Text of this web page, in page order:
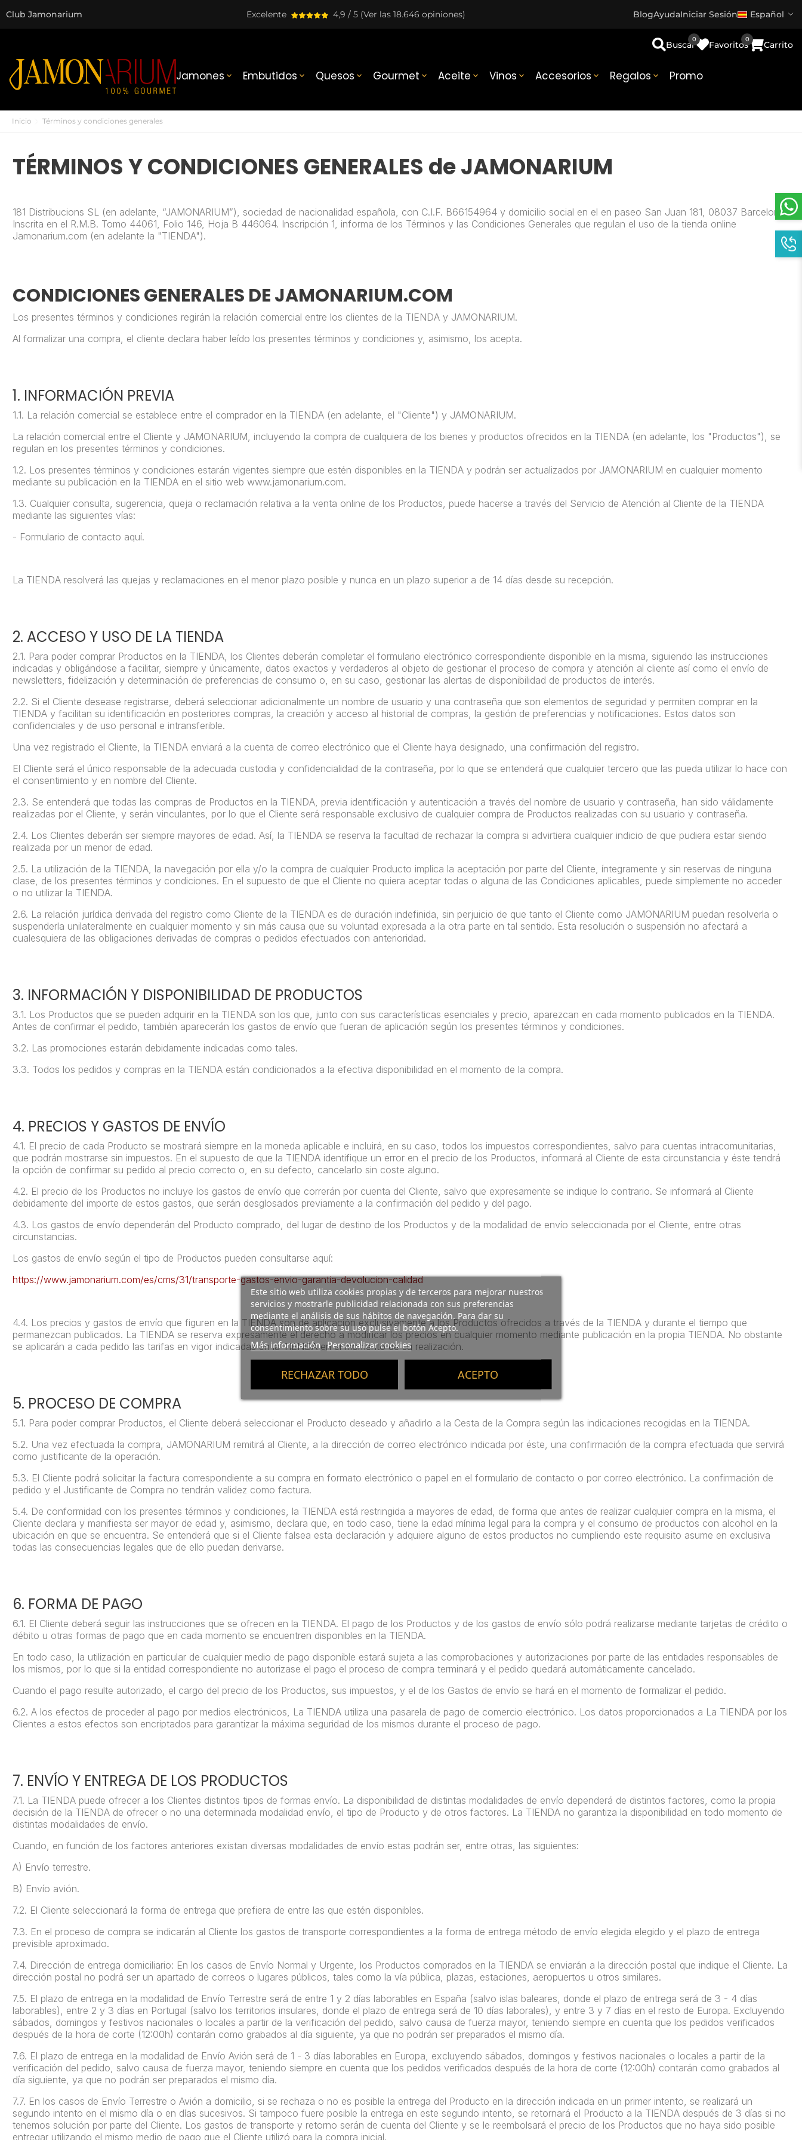
Este sitio web utiliza cookies propias y de terceros para mejorar nuestros
servicios y mostrarle publicidad relacionada con sus preferencias
mediante el análisis de sus hábitos de navegación. Para dar su
consentimiento sobre su uso pulse el botón Acepto.
Más información Personalizar cookies
RECHAZAR TODO ACEPTO
Club Jamonarium Excelente 4,9 / 5 (Ver las 18.646 opiniones) BlogAyudaIniciar Sesión Español
Jamones  Embutidos  Quesos  Gourmet  Aceite  Vinos  Accesorios  Regalos  Promo
Buscar Favoritos
0
Carrito
0
Inicio Términos y condiciones generales
TÉRMINOS Y CONDICIONES GENERALES de JAMONARIUM
181 Distribucions SL (en adelante, “JAMONARIUM”), sociedad de nacionalidad española, con C.I.F. B66154964 y domicilio social en el en paseo San Juan 181, 08037 Barcelona,
Inscrita en el R.M.B. Tomo 44061, Folio 146, Hoja B 446064. Inscripción 1 , informa de los Términos y las Condiciones Generales que regulan el uso de la tienda online
Jamonarium.com (en adelante la "TIENDA").
CONDICIONES GENERALES DE JAMONARIUM.COM
Los presentes términos y condiciones regirán la relación comercial entre los clientes de la TIENDA y JAMONARIUM.
Al formalizar una compra, el cliente declara haber leído los presentes términos y condiciones y, asimismo, los acepta.
1. INFORMACIÓN PREVIA
1.1. La relación comercial se establece entre el comprador en la TIENDA (en adelante, el "Cliente") y JAMONARIUM.
La relación comercial entre el Cliente y JAMONARIUM, incluyendo la compra de cualquiera de los bienes y productos ofrecidos en la TIENDA (en adelante, los "Productos"), se
regulan en los presentes términos y condiciones.
1.2. Los presentes términos y condiciones estarán vigentes siempre que estén disponibles en la TIENDA y podrán ser actualizados por JAMONARIUM en cualquier momento
mediante su publicación en la TIENDA en el sitio web www.jamonarium.com.
1.3. Cualquier consulta, sugerencia, queja o reclamación relativa a la venta online de los Productos, puede hacerse a través del Servicio de Atención al Cliente de la TIENDA
mediante las siguientes vías:
- Formulario de contacto aquí.
La TIENDA resolverá las quejas y reclamaciones en el menor plazo posible y nunca en un plazo superior a de 14 días desde su recepción.
2. ACCESO Y USO DE LA TIENDA
2.1. Para poder comprar Productos en la TIENDA, los Clientes deberán completar el formulario electrónico correspondiente disponible en la misma, siguiendo las instrucciones
indicadas y obligándose a facilitar, siempre y únicamente, datos exactos y verdaderos al objeto de gestionar el proceso de compra y atención al cliente así como el envío de
newsletters, fidelización y determinación de preferencias de consumo o, en su caso, gestionar las alertas de disponibilidad de productos de interés.
2.2. Si el Cliente desease registrarse, deberá seleccionar adicionalmente un nombre de usuario y una contraseña que son elementos de seguridad y permiten comprar en la
TIENDA y facilitan su identificación en posteriores compras, la creación y acceso al historial de compras, la gestión de preferencias y notificaciones. Estos datos son
confidenciales y de uso personal e intransferible.
Una vez registrado el Cliente, la TIENDA enviará a la cuenta de correo electrónico que el Cliente haya designado, una confirmación del registro.
El Cliente será el único responsable de la adecuada custodia y confidencialidad de la contraseña, por lo que se entenderá que cualquier tercero que las pueda utilizar lo hace con
el consentimiento y en nombre del Cliente.
2.3. Se entenderá que todas las compras de Productos en la TIENDA, previa identificación y autenticación a través del nombre de usuario y contraseña, han sido válidamente
realizadas por el Cliente, y serán vinculantes, por lo que el Cliente será responsable exclusivo de cualquier compra de Productos realizadas con su usuario y contraseña.
2.4. Los Clientes deberán ser siempre mayores de edad. Así, la TIENDA se reserva la facultad de rechazar la compra si advirtiera cualquier indicio de que pudiera estar siendo
realizada por un menor de edad.
2.5. La utilización de la TIENDA, la navegación por ella y/o la compra de cualquier Producto implica la aceptación por parte del Cliente, íntegramente y sin reservas de ninguna
clase, de los presentes términos y condiciones. En el supuesto de que el Cliente no quiera aceptar todas o alguna de las Condiciones aplicables, puede simplemente no acceder
o no utilizar la TIENDA.
2.6. La relación jurídica derivada del registro como Cliente de la TIENDA es de duración indefinida, sin perjuicio de que tanto el Cliente como JAMONARIUM puedan resolverla o
suspenderla unilateralmente en cualquier momento y sin más causa que su voluntad expresada a la otra parte en tal sentido. Esta resolución o suspensión no afectará a
cualesquiera de las obligaciones derivadas de compras o pedidos efectuados con anterioridad.
3. INFORMACIÓN Y DISPONIBILIDAD DE PRODUCTOS
3.1. Los Productos que se pueden adquirir en la TIENDA son los que, junto con sus características esenciales y precio, aparezcan en cada momento publicados en la TIENDA.
Antes de confirmar el pedido, también aparecerán los gastos de envío que fueran de aplicación según los presentes términos y condiciones.
3.2. Las promociones estarán debidamente indicadas como tales.
3.3. Todos los pedidos y compras en la TIENDA están condicionados a la efectiva disponibilidad en el momento de la compra.
4. PRECIOS Y GASTOS DE ENVÍO
4.1. El precio de cada Producto se mostrará siempre en la moneda aplicable e incluirá, en su caso, todos los impuestos correspondientes, salvo para cuentas intracomunitarias,
que podrán mostrarse sin impuestos. En el supuesto de que la TIENDA identifique un error en el precio de los Productos, informará al Cliente de esta circunstancia y éste tendrá
la opción de confirmar su pedido al precio correcto o, en su defecto, cancelarlo sin coste alguno.
4.2. El precio de los Productos no incluye los gastos de envío que correrán por cuenta del Cliente, salvo que expresamente se indique lo contrario. Se informará al Cliente
debidamente del importe de estos gastos, que serán desglosados previamente a la confirmación del pedido y del pago.
4.3. Los gastos de envío dependerán del Producto comprado, del lugar de destino de los Productos y de la modalidad de envío seleccionada por el Cliente, entre otras
circunstancias.
Los gastos de envío según el tipo de Productos pueden consultarse aquí:
https://www.jamonarium.com/es/cms/31/transporte-gastos-envio-garantia-devolucion-calidad
4.4. Los precios y gastos de envío que figuren en la TIENDA son de aplicación exclusivamente a los Productos ofrecidos a través de la TIENDA y durante el tiempo que
permanezcan publicados. La TIENDA se reserva expresamente el derecho a modificar los precios en cualquier momento mediante publicación en la propia TIENDA. No obstante
se aplicarán a cada pedido las tarifas en vigor indicadas en la TIENDA en el momento de su realización.
5. PROCESO DE COMPRA
5.1. Para poder comprar Productos, el Cliente deberá seleccionar el Producto deseado y añadirlo a la Cesta de la Compra según las indicaciones recogidas en la TIENDA.
5.2. Una vez efectuada la compra, JAMONARIUM remitirá al Cliente, a la dirección de correo electrónico indicada por éste, una confirmación de la compra efectuada que servirá
como justificante de la operación.
5.3. El Cliente podrá solicitar la factura correspondiente a su compra en formato electrónico o papel en el formulario de contacto o por correo electrónico. La confirmación de
pedido y el Justificante de Compra no tendrán validez como factura.
5.4. De conformidad con los presentes términos y condiciones, la TIENDA está restringida a mayores de edad, de forma que antes de realizar cualquier compra en la misma, el
Cliente declara y manifiesta ser mayor de edad y, asimismo, declara que, en todo caso, tiene la edad mínima legal para la compra y el consumo de productos con alcohol en la
ubicación en que se encuentra. Se entenderá que si el Cliente falsea esta declaración y adquiere alguno de estos productos no cumpliendo este requisito asume en exclusiva
todas las consecuencias legales que de ello puedan derivarse.
6. FORMA DE PAGO
6.1. El Cliente deberá seguir las instrucciones que se ofrecen en la TIENDA. El pago de los Productos y de los gastos de envío sólo podrá realizarse mediante tarjetas de crédito o
débito u otras formas de pago que en cada momento se encuentren disponibles en la TIENDA.
En todo caso, la utilización en particular de cualquier medio de pago disponible estará sujeta a las comprobaciones y autorizaciones por parte de las entidades responsables de
los mismos, por lo que si la entidad correspondiente no autorizase el pago el proceso de compra terminará y el pedido quedará automáticamente cancelado.
Cuando el pago resulte autorizado, el cargo del precio de los Productos, sus impuestos, y el de los Gastos de envío se hará en el momento de formalizar el pedido.
6.2. A los efectos de proceder al pago por medios electrónicos, La TIENDA utiliza una pasarela de pago de comercio electrónico. Los datos proporcionados a La TIENDA por los
Clientes a estos efectos son encriptados para garantizar la máxima seguridad de los mismos durante el proceso de pago.
7. ENVÍO Y ENTREGA DE LOS PRODUCTOS
7.1. La TIENDA puede ofrecer a los Clientes distintos tipos de formas envío. La disponibilidad de distintas modalidades de envío dependerá de distintos factores, como la propia
decisión de la TIENDA de ofrecer o no una determinada modalidad envío, el tipo de Producto y de otros factores. La TIENDA no garantiza la disponibilidad en todo momento de
distintas modalidades de envío.
Cuando, en función de los factores anteriores existan diversas modalidades de envío estas podrán ser, entre otras, las siguientes:
A) Envío terrestre.
B) Envío avión.
7.2. El Cliente seleccionará la forma de entrega que prefiera de entre las que estén disponibles.
7.3. En el proceso de compra se indicarán al Cliente los gastos de transporte correspondientes a la forma de entrega método de envío elegida elegido y el plazo de entrega
previsible aproximado.
7.4. Dirección de entrega domiciliario: En los casos de Envío Normal y Urgente, los Productos comprados en la TIENDA se enviarán a la dirección postal que indique el Cliente. La
dirección postal no podrá ser un apartado de correos o lugares públicos, tales como la vía pública, plazas, estaciones, aeropuertos u otros similares.
7.5. El plazo de entrega en la modalidad de Envío Terrestre será de entre 1 y 2 días laborables en España (salvo islas baleares , donde el plazo de entrega será de 3 - 4 días
laborables), entre 2 y 3 días en Portugal (salvo los territorios insulares, donde el plazo de entrega será de 10 días laborales), y entre 3 y 7 días en el resto de Europa. Excluyendo
sábados, domingos y festivos nacionales o locales a partir de la verificación del pedido, salvo causa de fuerza mayor, teniendo siempre en cuenta que los pedidos verificados
después de la hora de corte (12:00h) contarán como grabados al día siguiente, ya que no podrán ser preparados el mismo día.
7.6. El plazo de entrega en la modalidad de Envío Avión será de 1 - 3 días laborables en Europa, excluyendo sábados, domingos y festivos nacionales o locales a partir de la
verificación del pedido, salvo causa de fuerza mayor, teniendo siempre en cuenta que los pedidos verificados después de la hora de corte (12:00h) contarán como grabados al
día siguiente, ya que no podrán ser preparados el mismo día.
7.7. En los casos de Envío Terrestre o Avión a domicilio, si se rechaza o no es posible la entrega del Producto en la dirección indicada en un primer intento, se realizará un
segundo intento en el mismo día o en días sucesivos. Si tampoco fuere posible la entrega en este segundo intento, se retornará el Producto a la TIENDA después de 3 días si no
tenemos solución por parte del Cliente. Los gastos de transporte y retorno serán de cuenta del Cliente y se le reembolsará el precio de los Productos que no haya sido posible
entregar utilizando el mismo medio de pago que el Cliente utilizó para la compra inicial.